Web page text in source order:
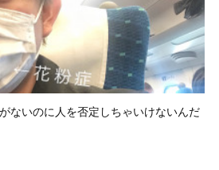
ないのに人を否定しちゃいけないんだ